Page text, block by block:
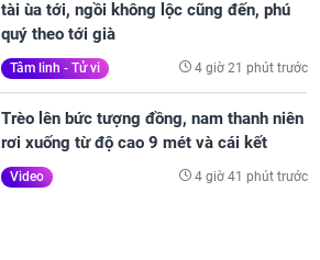
tài ùa tới, ngồi không lộc cũng đến, phú
quý theo tới già
Tâm linh - Tử vi 4 giờ 21 phút trước
Trèo lên bức tượng đồng, nam thanh niên
rơi xuống từ độ cao 9 mét và cái kết
Video 4 giờ 41 phút trước